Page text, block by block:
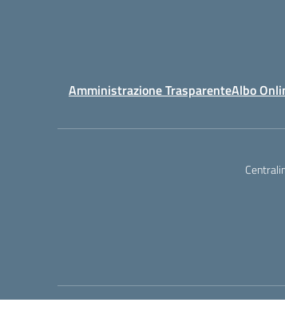
Amministrazione TrasparenteAlbo